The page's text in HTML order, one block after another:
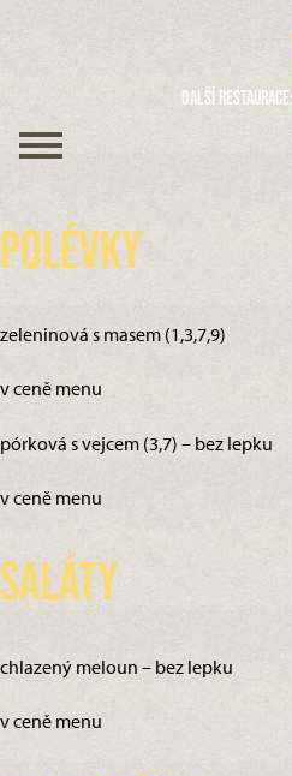
Další restaurace
Polévky
zeleninová s masem (1,3,7,9)
v ceně menu
pórková s vejcem (3,7) – bez lepku
v ceně menu
Saláty
chlazený meloun – bez lepku
v ceně menu